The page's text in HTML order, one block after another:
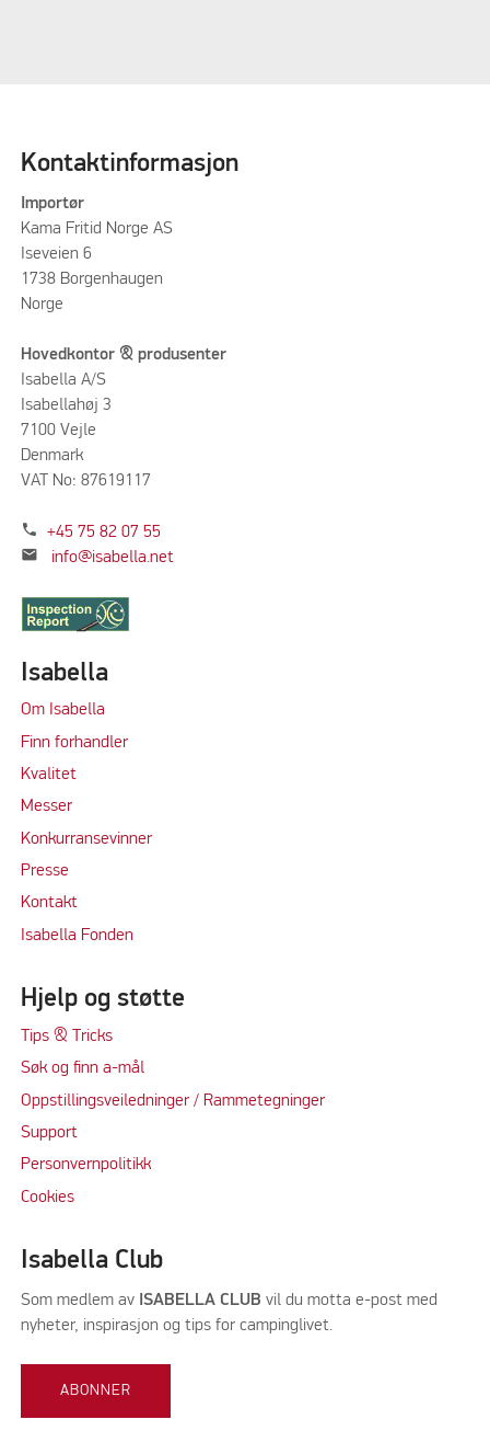
Kontaktinformasjon
Importør
Kama Fritid Norge AS
Iseveien 6
1738 Borgenhaugen
Norge
Hovedkontor & produsenter
Isabella A/S
Isabellahøj 3
7100 Vejle
Denmark
VAT No: 87619117
phone +45 75 82 07 55
mail info@isabella.net
Isabella
Om Isabella
Finn forhandler
Kvalitet
Messer
Konkurransevinner
Presse
Kontakt
Isabella Fonden
Hjelp og støtte
Tips & Tricks
Søk og finn a-mål
Oppstillingsveiledninger / Rammetegninger
Support
Personvernpolitikk
Cookies
Isabella Club
Som medlem avISABELLA CLUB vil du motta e-post med
nyheter, inspirasjon og tips for campinglivet.
ABONNER